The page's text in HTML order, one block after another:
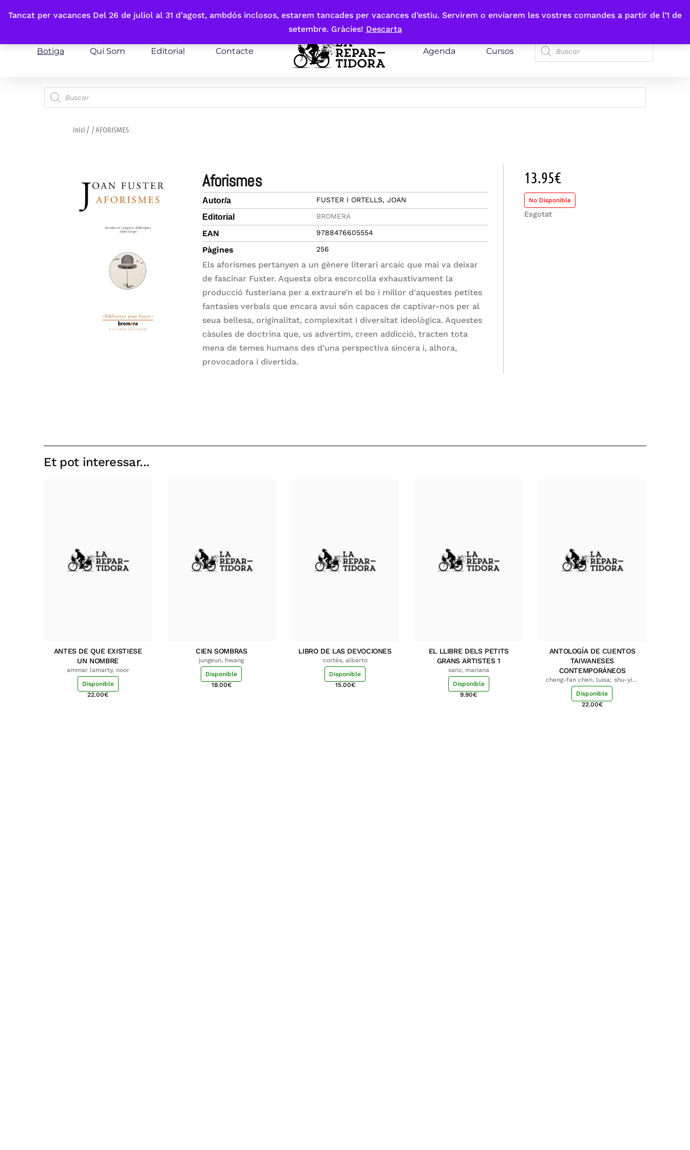
Tancat per vacances Del 26 de juliol al 31 d’agost, ambdós inclosos, estarem tancades per vacances d’estiu. Servirem o enviarem les vostres comandes a partir de l’1 de
setembre. Gràcies! Descarta
Fes-te'n sòcia
Botiga Qui Som Editorial Contacte Agenda Cursos
Inici / / AFORISMES
aforismes
Autor/a FUSTER I ORTELLS, JOAN
Editorial BROMERA
EAN 9788476605554
Pàgines 256
Els aforismes pertanyen a un gènere literari arcaic que mai va deixar
de fascinar Fuster. Aquesta obra escorcolla exhaustivament la
producció fusteriana per a extraure’n el bo i millor d’aquestes petites
fantasies verbals que encara avui són capaces de captivar-nos per al
seua bellesa, originalitat, complexitat i diversitat ideològica. Aquestes
càsules de doctrina que, us advertim, creen addicció, tracten tota
mena de temes humans des d’una perspectiva sincera i, alhora,
provocadora i divertida.
13.95€
No Disponible
Esgotat
Et pot interessar...
ANTES DE QUE EXISTIESE
UN NOMBRE
ammar lamarty, noor
Disponible
22.00€
CIEN SOMBRAS
jungeun, hwang
Disponible
18.00€
LIBRO DE LAS DEVOCIONES
cortés, alberto
Disponible
15.00€
EL LLIBRE DELS PETITS
GRANS ARTISTES 1
sanz, mariana
Disponible
9.90€
ANTOLOGÍA DE CUENTOS
TAIWANESES
CONTEMPORÁNEOS
cheng-fan chen, luisa; shu-ying
chang, luisa
Disponible
22.00€